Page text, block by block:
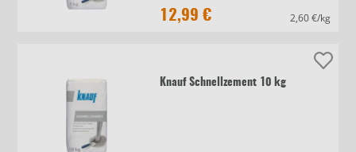
12,99 € 2,60 €/kg
Knauf Schnellzement 10 kg